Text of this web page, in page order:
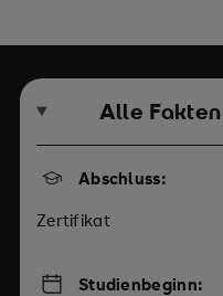
Alle
Abschluss:
Zertifikat
Studienbeginn: